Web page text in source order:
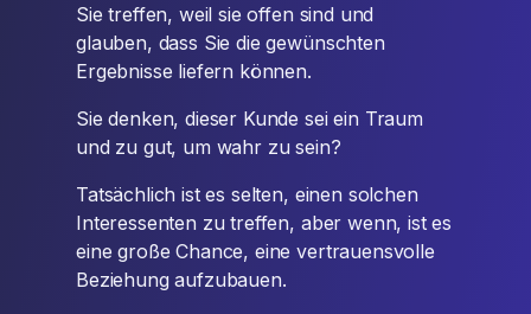
Sie treffen, weil sie offen sind und
glauben, dass Sie die gewünschten
Ergebnisse liefern können.
Sie denken, dieser Kunde sei ein Traum
und zu gut, um wahr zu sein?
Tatsächlich ist es selten, einen solchen
Interessenten zu treffen, aber wenn, ist es
eine große Chance, eine vertrauensvolle
Beziehung aufzubauen.